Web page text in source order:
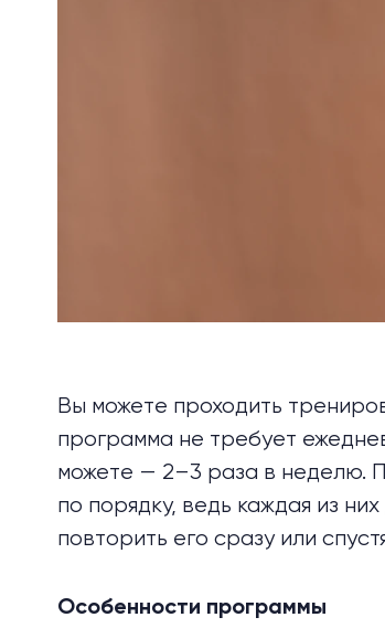
Вы можете проходить
программа не требует
можете — 2–3 раза в неделю.
по порядку, ведь каждая из
повторить его сразу или
Особенности программы